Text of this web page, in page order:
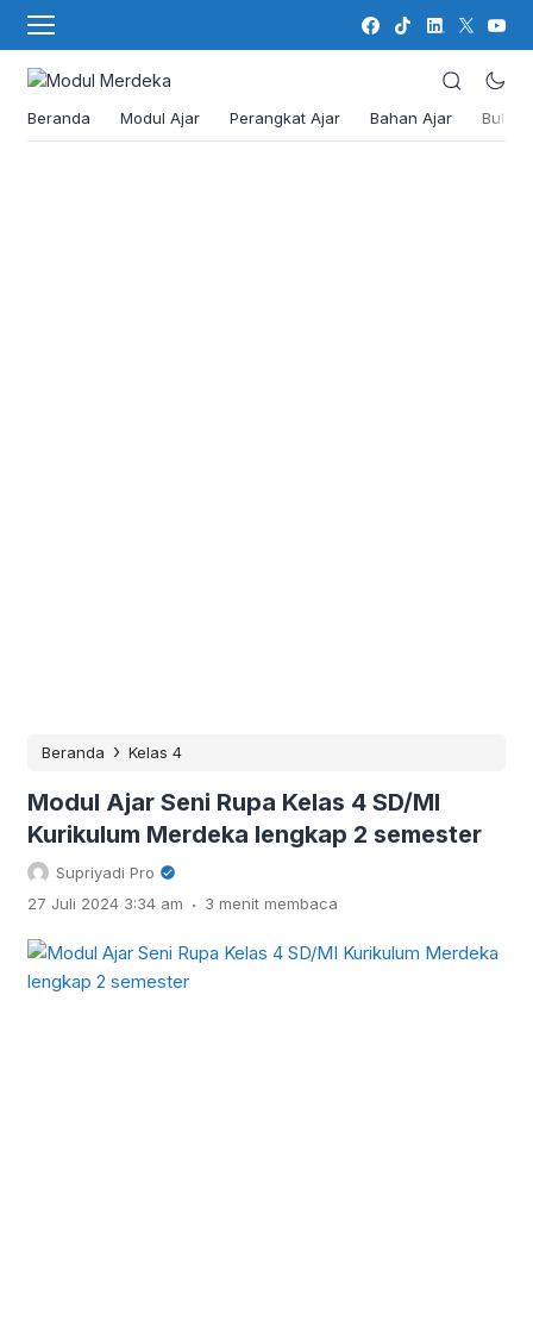
Beranda Modul Ajar Perangkat Ajar Bahan Ajar Buku
Beranda › Kelas 4
Modul Ajar Seni Rupa Kelas 4 SD/MI
Kurikulum Merdeka lengkap 2 semester
Supriyadi Pro
27 Juli 2024 3:34 am . 3 menit membaca